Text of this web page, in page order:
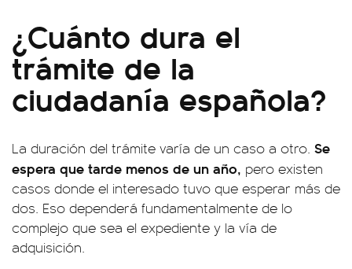
¿Cuánto dura el
trámite de la
ciudadanía española?
La duración del trámite varía de un caso a otro. Se
espera que tarde menos de un año, pero existen
casos donde el interesado tuvo que esperar más de
dos. Eso dependerá fundamentalmente de lo
complejo que sea el expediente y la vía de
adquisición.